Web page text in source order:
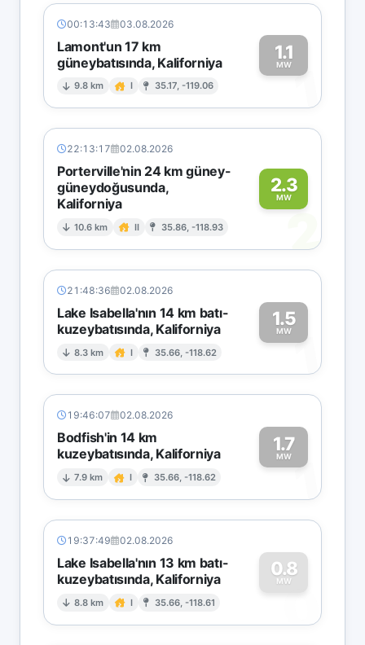
00:13:43 03.08.2026
Lamont'un 17 km
güneybatısında, Kaliforniya
9.8 km I 35.17, -119.06
1.1
MW1
22:13:17 02.08.2026
Porterville'nin 24 km güney-
güneydoğusunda,
Kaliforniya
10.6 km II 35.86, -118.93
2.3
MW
2
21:48:36 02.08.2026
Lake Isabella'nın 14 km batı-
kuzeybatısında, Kaliforniya
8.3 km I 35.66, -118.62
1.5
MW1
19:46:07 02.08.2026
Bodfish'in 14 km
kuzeybatısında, Kaliforniya
7.9 km I 35.66, -118.62
1.7
MW1
19:37:49 02.08.2026
Lake Isabella'nın 13 km batı-
kuzeybatısında, Kaliforniya
8.8 km I 35.66, -118.61
0.8
MW
0